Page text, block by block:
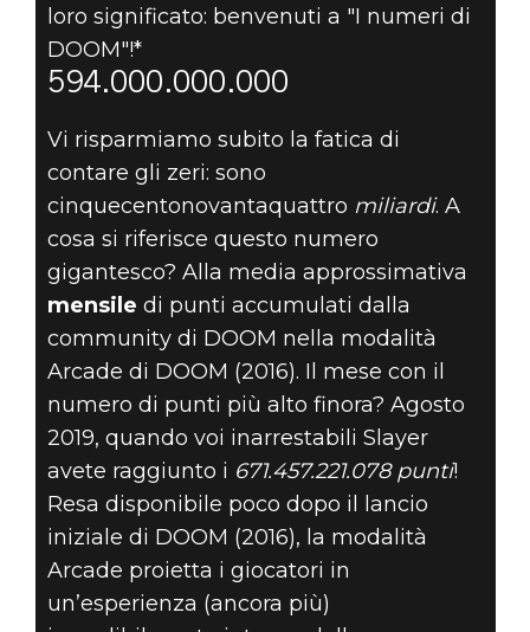
I NUMERI DI
DOOM №5 –
DODICI CIFRE
DI
DIVERTIMENTO
loro significato: benvenuti a "I numeri di
DOOM"!*
594.000.000.000
Vi risparmiamo subito la fatica di
contare gli zeri: sono
cinquecentonovantaquattro miliardi. A
cosa si riferisce questo numero
gigantesco? Alla media approssimativa
mensile di punti accumulati dalla
community di DOOM nella modalità
Arcade di DOOM (2016). Il mese con il
numero di punti più alto finora? Agosto
2019, quando voi inarrestabili Slayer
avete raggiunto i 671.457.221.078 punti!
Resa disponibile poco dopo il lancio
iniziale di DOOM (2016), la modalità
Arcade proietta i giocatori in
un’esperienza (ancora più)